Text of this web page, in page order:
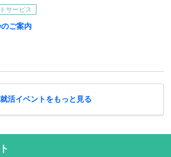
サービス
ご案内
就活イベントをもっと見る